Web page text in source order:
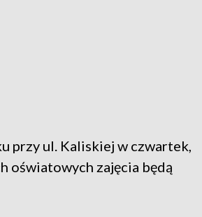
przy ul. Kaliskiej w czwartek,
oświatowych zajęcia będą